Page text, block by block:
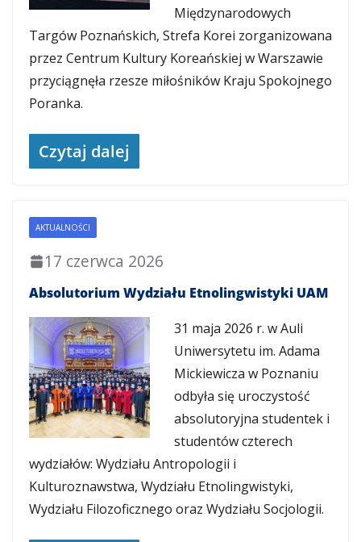
Międzynarodowych
Targów Poznańskich, Strefa Korei zorganizowana
przez Centrum Kultury Koreańskiej w Warszawie
przyciągnęła rzesze miłośników Kraju Spokojnego
Poranka.
Czytaj dalej
AKTUALNOŚCI
17 czerwca 2026
Absolutorium Wydziału Etnolingwistyki UAM
31 maja 2026 r. w Auli
Uniwersytetu im. Adama
Mickiewicza w Poznaniu
odbyła się uroczystość
absolutoryjna studentek i
studentów czterech
wydziałów: Wydziału Antropologii i
Kulturoznawstwa, Wydziału Etnolingwistyki,
Wydziału Filozoficznego oraz Wydziału Socjologii.